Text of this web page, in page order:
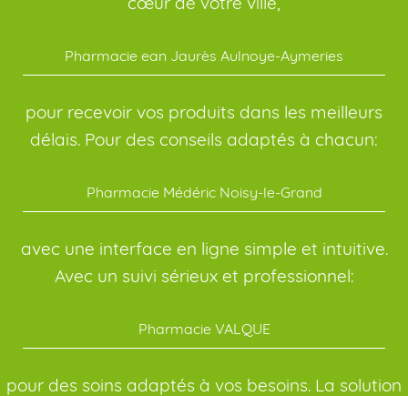
Pharmacie ean Jaurès Aulnoye-Aymeries
pour recevoir vos produits dans les meilleurs
délais. Pour des conseils adaptés à chacun:
Pharmacie Médéric Noisy-le-Grand
avec une interface en ligne simple et intuitive.
Avec un suivi sérieux et professionnel:
Pharmacie VALQUE
pour des soins adaptés à vos besoins. La solution